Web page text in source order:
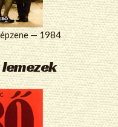
— 1984